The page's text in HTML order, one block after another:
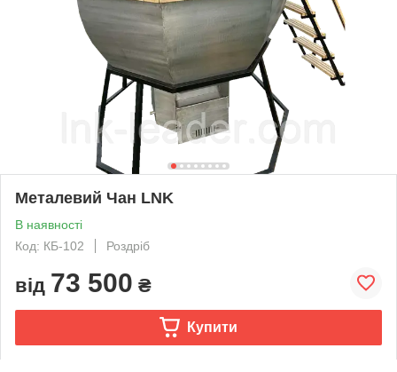
Металевий Чан LNK
В наявності
Код: КБ-102
Роздріб
від 73 500 ₴
Купити